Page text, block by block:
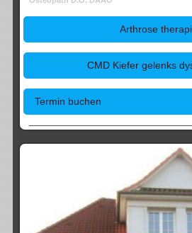
Arthrose
CMD Kiefer gelenks
Termin buchen